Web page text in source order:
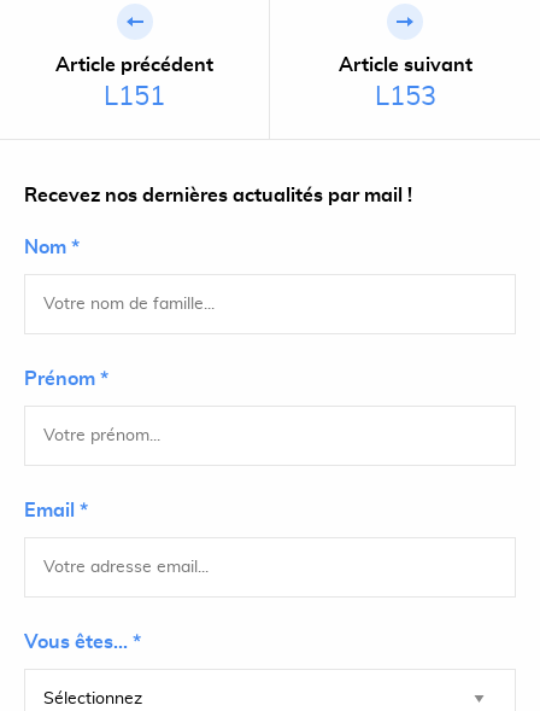
Article précédent
L151
Article suivant
L153
Recevez nos dernières actualités par mail !
Nom *
Prénom *
Email *
Vous êtes... *